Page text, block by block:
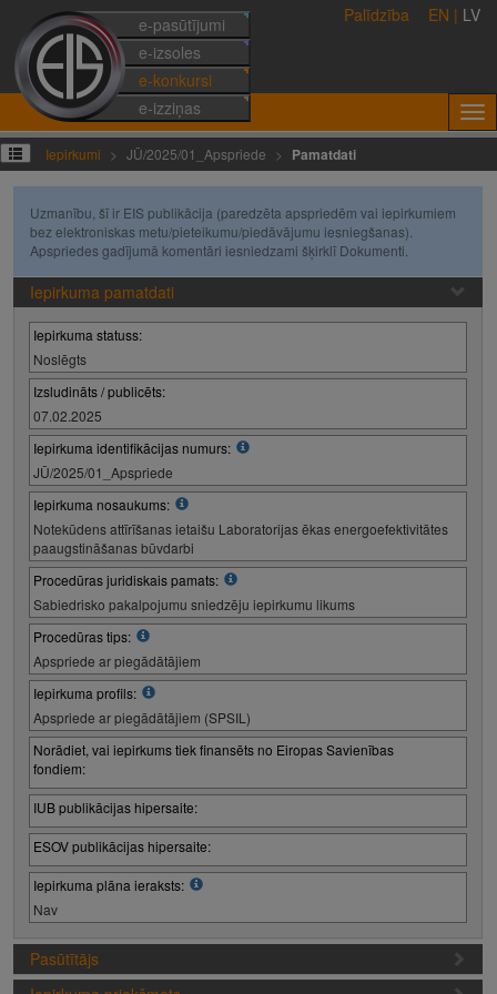
e-pasūtījumi
e-izsoles
e-konkursi
e-izziņas
Palīdzība EN | LV
Iepirkumi JŪ/2025/01_Apspriede Pamatdati
Uzmanību, šī ir EIS publikācija (paredzēta apspriedēm vai iepirkumiem
bez elektroniskas metu/pieteikumu/piedāvājumu iesniegšanas).
Apspriedes gadījumā komentāri iesniedzami šķirklī Dokumenti.
Iepirkuma pamatdati
Iepirkuma statuss:
Noslēgts
Izsludināts / publicēts:
07.02.2025
Iepirkuma identifikācijas numurs:
JŪ/2025/01_Apspriede
Iepirkuma nosaukums:
Notekūdens attīrīšanas ietaišu Laboratorijas ēkas energoefektivitātes
paaugstināšanas būvdarbi
Procedūras juridiskais pamats:
Sabiedrisko pakalpojumu sniedzēju iepirkumu likums
Procedūras tips:
Apspriede ar piegādātājiem
Iepirkuma profils:
Apspriede ar piegādātājiem (SPSIL)
Norādiet, vai iepirkums tiek finansēts no Eiropas Savienības
fondiem:
IUB publikācijas hipersaite:
ESOV publikācijas hipersaite:
Iepirkuma plāna ieraksts:
Nav
Pasūtītājs